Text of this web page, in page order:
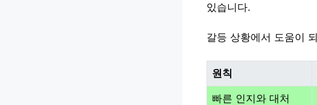
있습니다.
갈등 상황에서 도움이
원칙
빠른 인지와 대처